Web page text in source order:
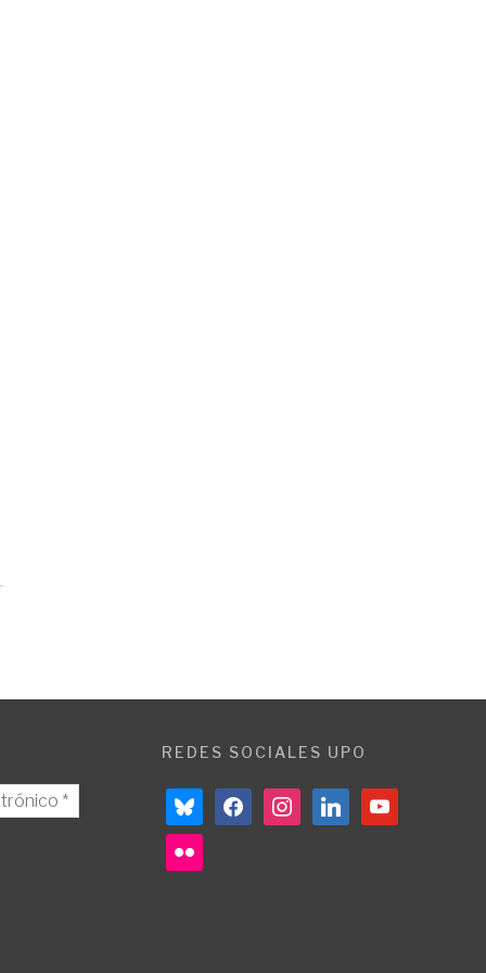
REDES SOCIALES UPO
blueskyfacebookinstagramlinkedin youtube
flickr